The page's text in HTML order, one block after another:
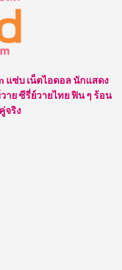
แซ่บ เน็ตไอดอล นักแสดง
าย ซีรี่ย์วายไทย ฟิน ๆ ร้อน
จริง